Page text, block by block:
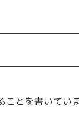
とを書いてい